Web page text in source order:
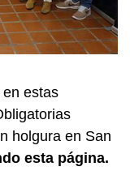
estas
holgura en San
esta página.